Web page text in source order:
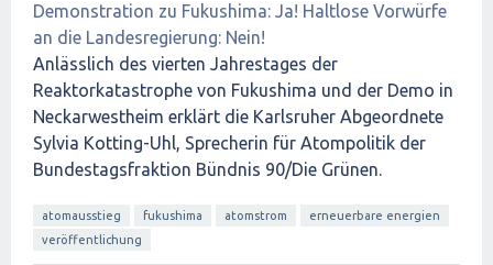
Demonstration zu Fukushima: Ja! Haltlose Vorwürfe
an die Landesregierung: Nein!
Anlässlich des vierten Jahrestages der
Reaktorkatastrophe von Fukushima und der Demo in
Neckarwestheim erklärt die Karlsruher Abgeordnete
Sylvia Kotting-Uhl, Sprecherin für Atompolitik der
Bundestagsfraktion Bündnis 90/Die Grünen.
atomausstieg fukushima atomstrom
erneuerbare energien
veröffentlichung